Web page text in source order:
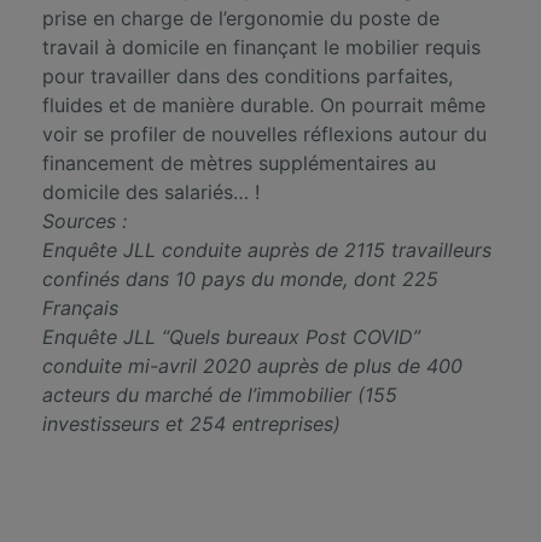
prise en charge de l’ergonomie du poste de
travail à domicile en finançant le mobilier requis
pour travailler dans des conditions parfaites,
fluides et de manière durable. On pourrait même
voir se profiler de nouvelles réflexions autour du
financement de mètres supplémentaires au
domicile des salariés… !
Sources :
Enquête JLL conduite auprès de 2115 travailleurs
confinés dans 10 pays du monde, dont 225
Français
Enquête JLL “Quels bureaux Post COVID”
conduite mi-avril 2020 auprès de plus de 400
acteurs du marché de l’immobilier (155
investisseurs et 254 entreprises)